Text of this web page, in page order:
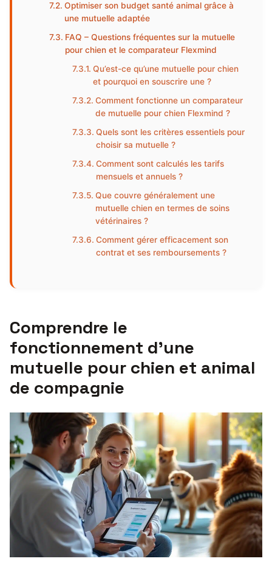
Optimiser son budget santé animal grâce à
une mutuelle adaptée
FAQ – Questions fréquentes sur la mutuelle
pour chien et le comparateur Flexmind
Qu’est-ce qu’une mutuelle pour chien
et pourquoi en souscrire une ?
Comment fonctionne un comparateur
de mutuelle pour chien Flexmind ?
Quels sont les critères essentiels pour
choisir sa mutuelle ?
Comment sont calculés les tarifs
mensuels et annuels ?
Que couvre généralement une
mutuelle chien en termes de soins
vétérinaires ?
Comment gérer efficacement son
contrat et ses remboursements ?
Comprendre le
fonctionnement d’une
mutuelle pour chien et animal
de compagnie